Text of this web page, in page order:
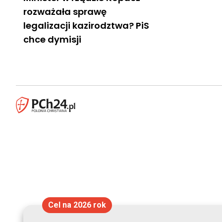
rozważała sprawę
legalizacji kazirodztwa? PiS
chce dymisji
Cel na 2026 rok